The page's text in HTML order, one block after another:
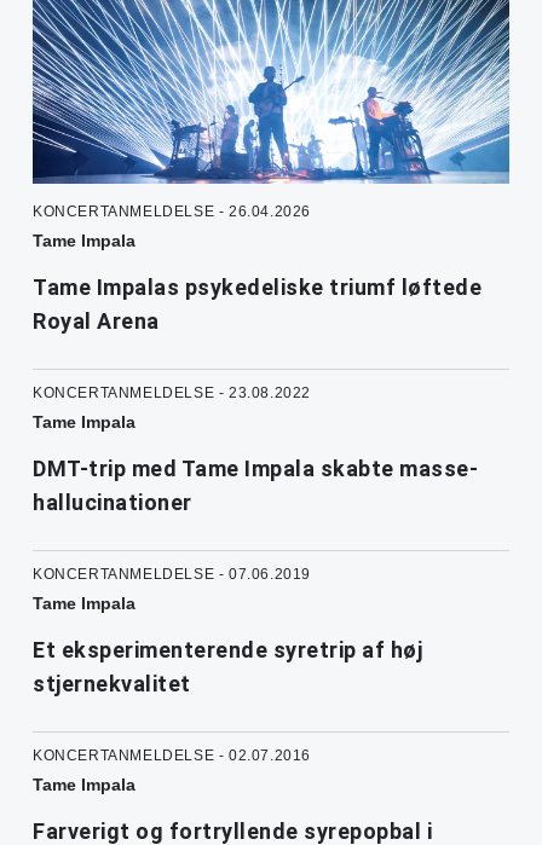
KONCERTANMELDELSE - 26.04.2026
Tame Impala
Tame Impalas psykedeliske triumf løftede
Royal Arena
KONCERTANMELDELSE - 23.08.2022
Tame Impala
DMT-trip med Tame Impala skabte masse-
hallucinationer
KONCERTANMELDELSE - 07.06.2019
Tame Impala
Et eksperimenterende syretrip af høj
stjernekvalitet
KONCERTANMELDELSE - 02.07.2016
Tame Impala
Farverigt og fortryllende syrepopbal i